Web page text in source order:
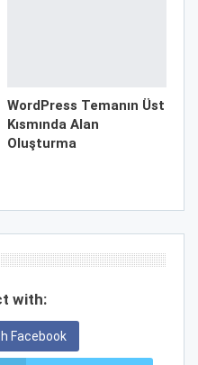
WordPress Temanın Üst
Kısmında Alan
Oluşturma
with:
Facebook